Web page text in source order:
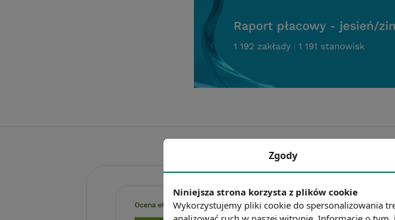
Zgody
Niniejsza strona korzysta z plików cookie
Wykorzystujemy pliki cookie do spersonalizowania